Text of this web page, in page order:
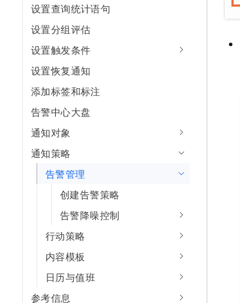
设置查询统计语句
设置分组评估
设置触发条件
设置恢复通知
添加标签和标注
告警中心大盘
通知对象
通知策略
告警管理
创建告警策略
告警降噪控制
行动策略
内容模板
日历与值班
参考信息